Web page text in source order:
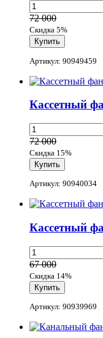
72 000
Скидка 5%
Артикул: 90949459
Кассетный
72 000
Скидка 15%
Артикул: 90940034
Кассетный
67 000
Скидка 14%
Артикул: 90939969